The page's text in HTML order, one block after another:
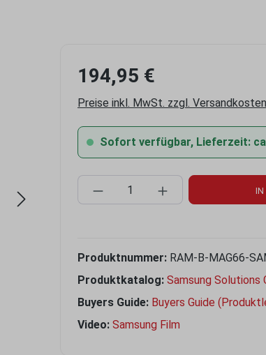
194,95 €
Preise inkl. MwSt. zzgl. Versandkosten
Sofort verfügbar, Lieferzeit:
Produkt Anzahl: Gib IN
Produktnummer: RAM-B-MAG66-
Produktkatalog: Samsung Solutions
Buyers Guide: Buyers Guide
Video: Samsung Film